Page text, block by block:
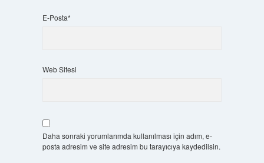
E-Posta*
Web Sitesi
Daha sonraki yorumlarımda kullanılması için adım, e-
posta adresim ve site adresim bu tarayıcıya kaydedilsin.